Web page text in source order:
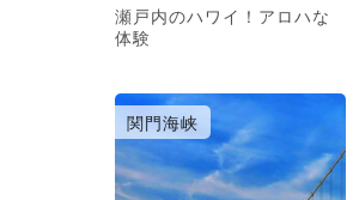
瀬戸内のハワイ！アロハな
体験
関門海峡